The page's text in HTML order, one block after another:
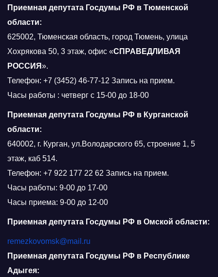
Приемная депутата Госдумы РФ в Тюменской
области:
625002, Тюменская область, город Тюмень, улица
Хохрякова 50, 3 этаж, офис «СПРАВЕДЛИВАЯ
РОССИЯ».
Телефон: +7 (3452) 46-77-12 Запись на прием.
Часы работы : четверг с 15-00 до 18-00
Приемная депутата Госдумы РФ в Курганской
области:
640002, г. Курган, ул.Володарского 65, строение 1, 5
этаж, каб 514.
Телефон: +7 922 177 22 62 Запись на прием.
Часы работы: 9-00 до 17-00
Часы приема: 9-00 до 12-00
Приемная депутата Госдумы РФ в Омской области:
remezkovomsk@mail.ru
Приемная депутата Госдумы РФ в Республике
Адыгея: